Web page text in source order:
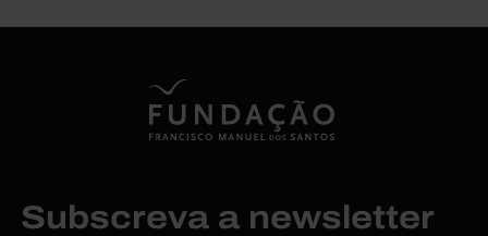
Subscreva a newsletter